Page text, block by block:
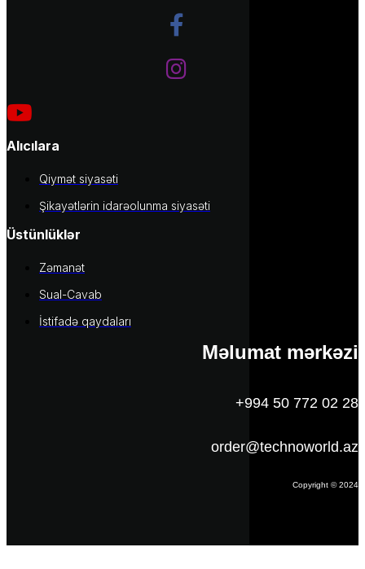
Alıcılara
Qiymət siyasəti
Şikayətlərin idarəolunma siyasəti
Üstünlüklər
Zəmanət
Sual-Cavab
İstifadə qaydaları
Məlumat mərkəzi
+994 50 772 02 28
order@technoworld.az
Copyright © 2024